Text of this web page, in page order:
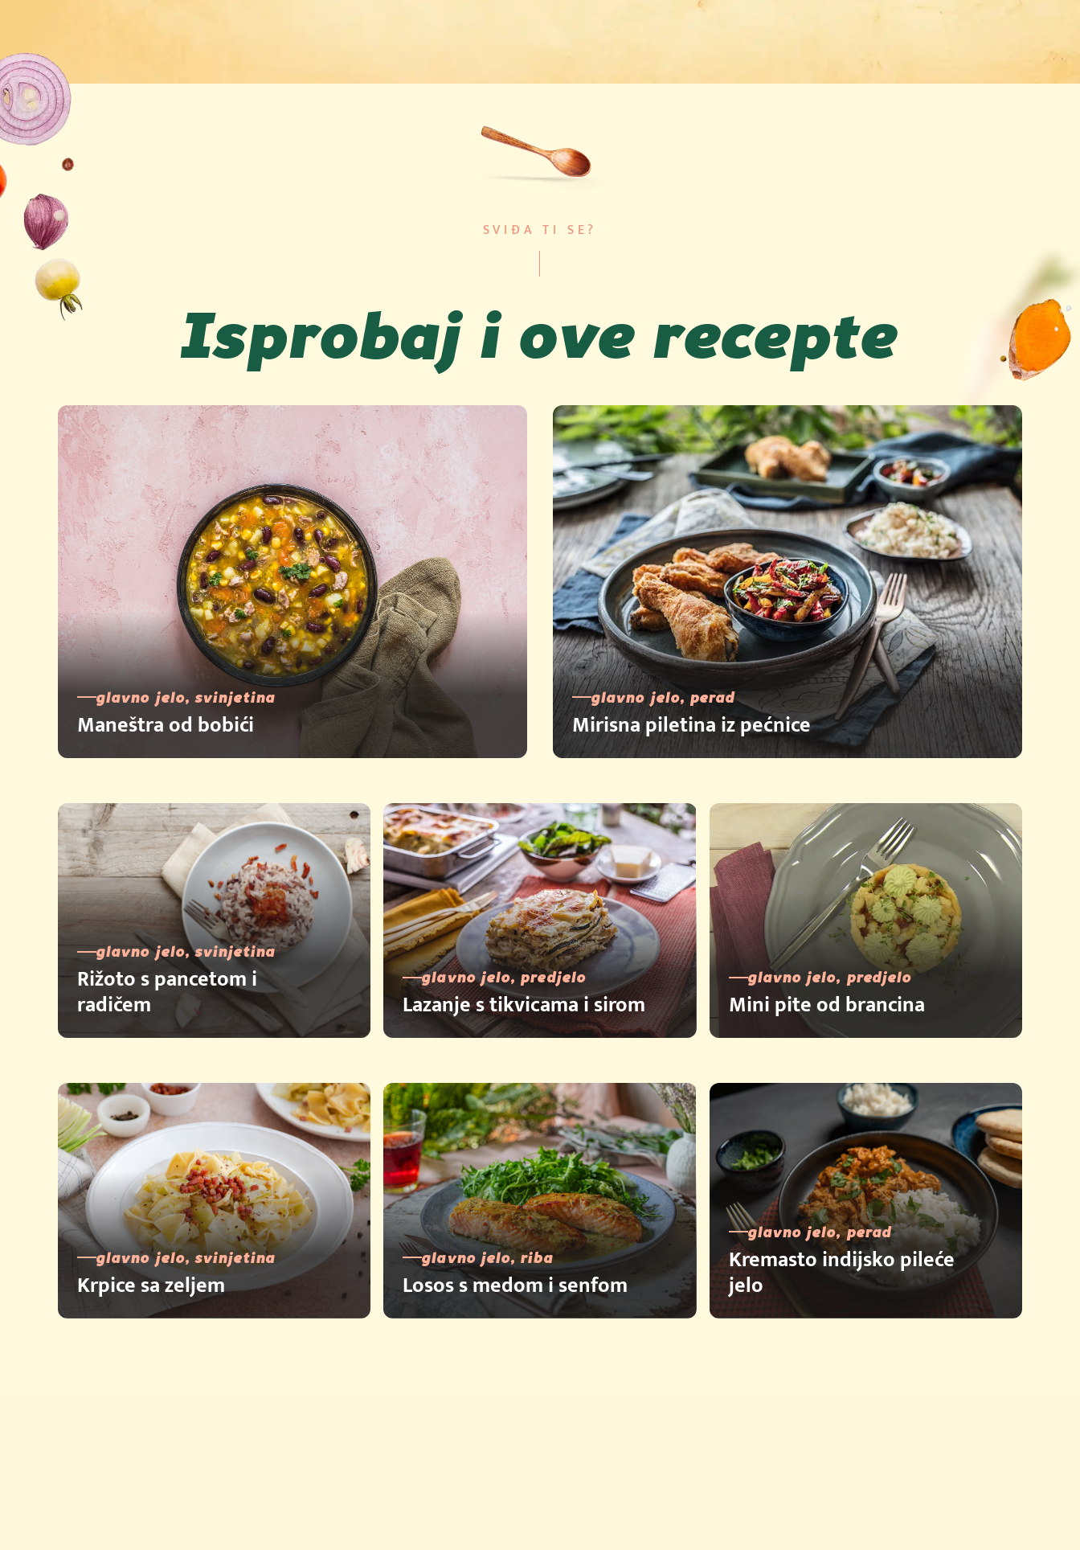
SVIĐA TI SE?
Isprobaj i ove recepte
glavno jelo, svinjetina
Maneštra od bobići
glavno jelo, perad
Mirisna piletina iz pećnice
glavno jelo, svinjetina
Rižoto s pancetom i
radičem
glavno jelo, predjelo
Lazanje s tikvicama i sirom
glavno jelo, predjelo
Mini pite od brancina
glavno jelo, svinjetina
Krpice sa zeljem
glavno jelo, riba
Losos s medom i senfom
glavno jelo, perad
Kremasto indijsko pileće
jelo